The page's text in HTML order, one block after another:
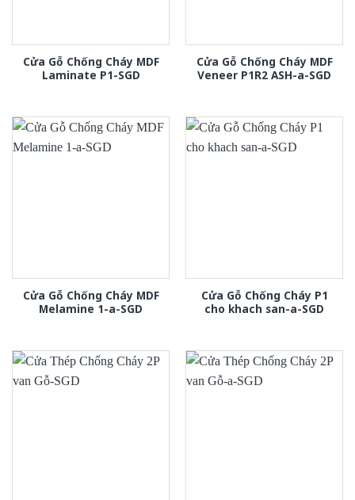
Cửa Gỗ Chống Cháy MDF
Laminate P1-SGD
Cửa Gỗ Chống Cháy MDF
Veneer P1R2 ASH-a-SGD
Cửa Gỗ Chống Cháy MDF
Melamine 1-a-SGD
Cửa Gỗ Chống Cháy P1
cho khach san-a-SGD